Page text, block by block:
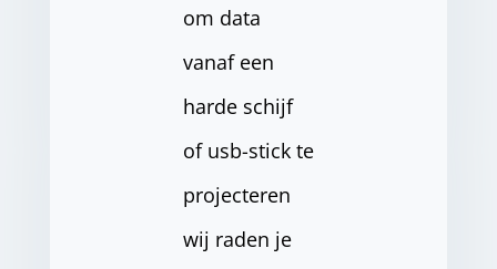
om data
vanaf een
harde schijf
of usb-stick te
projecteren
wij raden je